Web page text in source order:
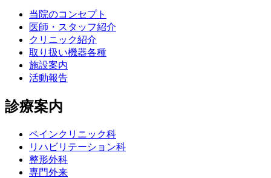
当院のコンセプト
医師・スタッフ紹介
クリニック紹介
取り扱い機器各種
施設案内
活動報告
診療案内
ペインクリニック科
リハビリテーション科
整形外科
専門外来